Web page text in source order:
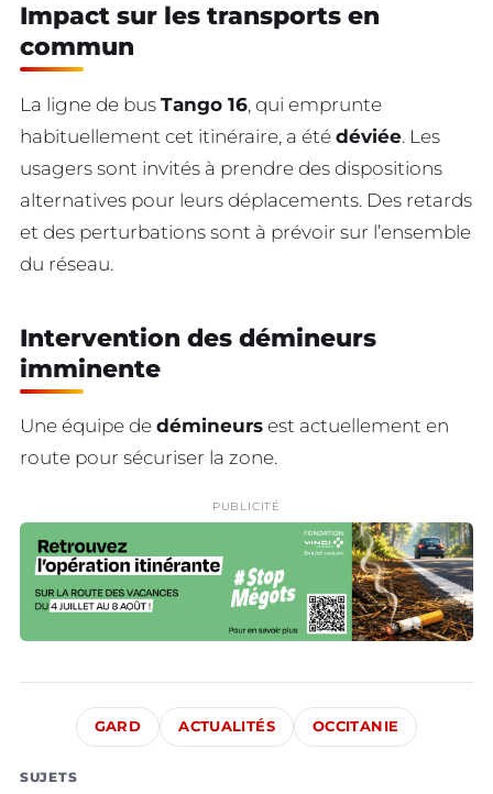
Impact sur les transports en
commun
La ligne de bus Tango 16, qui emprunte
habituellement cet itinéraire, a été déviée. Les
usagers sont invités à prendre des dispositions
alternatives pour leurs déplacements. Des retards
et des perturbations sont à prévoir sur l’ensemble
du réseau.
Intervention des démineurs
imminente
Une équipe de démineurs est actuellement en
route pour sécuriser la zone.
PUBLICITÉ
GARD ACTUALITÉS OCCITANIE
SUJETS